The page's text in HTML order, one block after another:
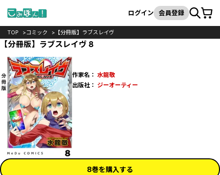
検索
ログイン 会員登録カート
TOP コミック 【分冊版】ラブスレイヴ
【分冊版】ラブスレイヴ 8
作家名： 水龍敬
出版社： ジーオーティー
8巻を購入する